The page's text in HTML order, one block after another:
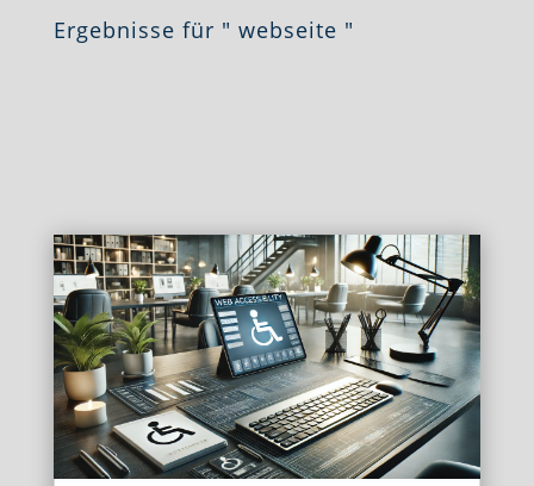
Ergebnisse für " webseite "